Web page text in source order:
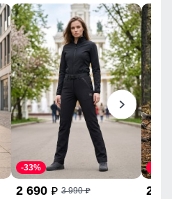
2 690 p 3 990p
-33%
2